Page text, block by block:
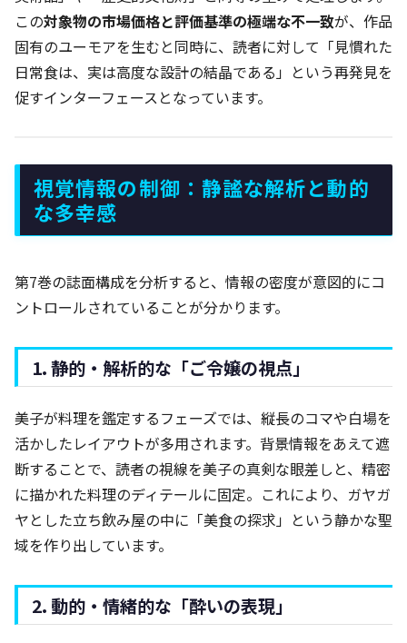
この対象物の市場価格と評価基準の極端な不一致が、作品
固有のユーモアを生むと同時に、読者に対して「見慣れた
日常食は、実は高度な設計の結晶である」という再発見を
促すインターフェースとなっています。
視覚情報の制御：静謐な解析と動的
な多幸感
第7巻の誌面構成を分析すると、情報の密度が意図的にコ
ントロールされていることが分かります。
1. 静的・解析的な「ご令嬢の視点」
美子が料理を鑑定するフェーズでは、縦長のコマや白場を
活かしたレイアウトが多用されます。背景情報をあえて遮
断することで、読者の視線を美子の真剣な眼差しと、精密
に描かれた料理のディテールに固定。これにより、ガヤガ
ヤとした立ち飲み屋の中に「美食の探求」という静かな聖
域を作り出しています。
2. 動的・情緒的な「酔いの表現」